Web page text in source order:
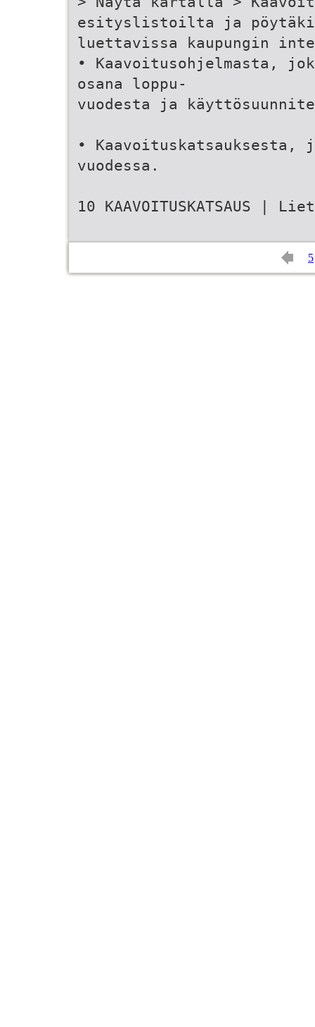
esityslistoilta ja
luettavissa kaupungin
• Kaavoitusohjelmasta,
osana loppu-
vuodesta ja
•
vuodessa.
10 KAAVOITUSKATSAUS |
5